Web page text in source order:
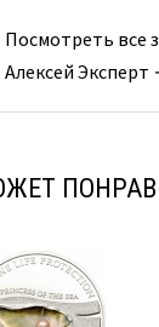
Посмотреть все
Алексей Эксперт